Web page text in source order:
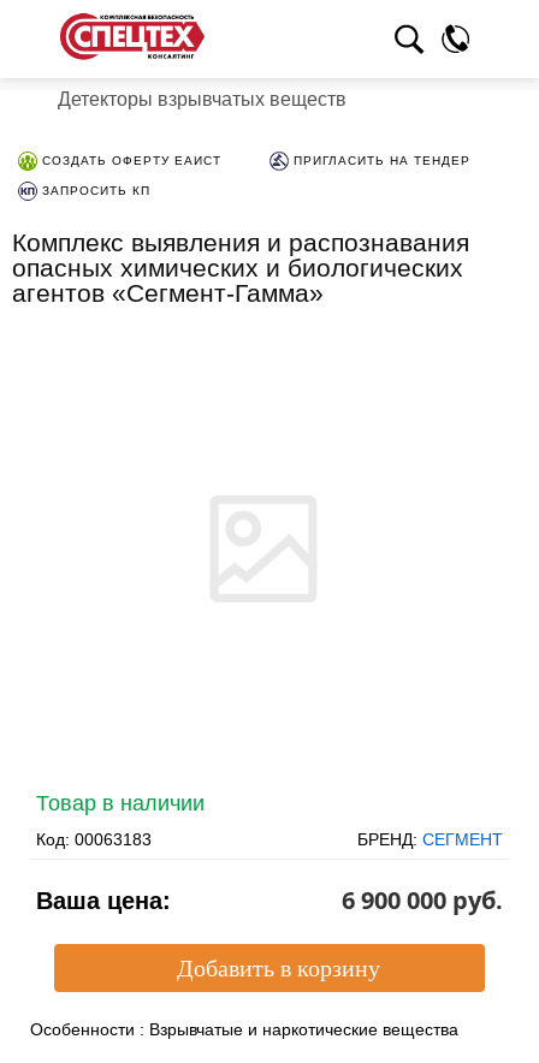
Детекторы взрывчатых веществ
СОЗДАТЬ ОФЕРТУ ЕАИСТ ПРИГЛАСИТЬ НА ТЕНДЕР
ЗАПРОСИТЬ КП
Комплекс выявления и распознавания
опасных химических и биологических
агентов «Сегмент-Гамма»
Товар в наличии
Код: 00063183 БРЕНД: СЕГМЕНТ
Ваша цена: 6 900 000 pуб.
Особенности : Взрывчатые и наркотические вещества